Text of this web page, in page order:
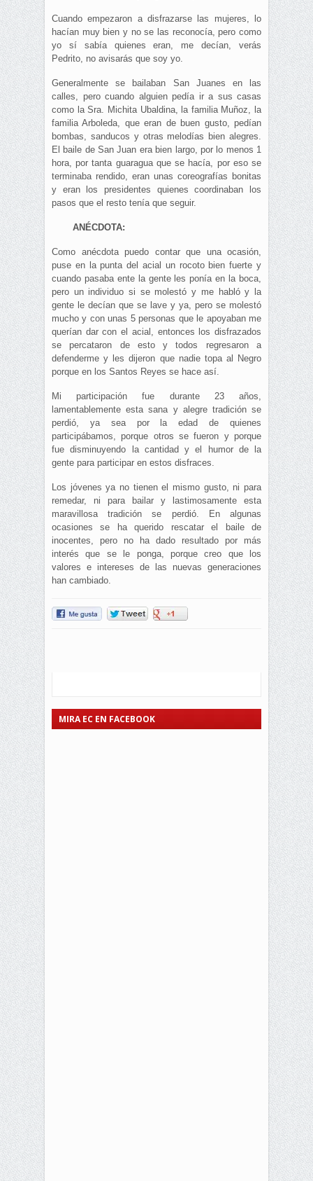
Cuando empezaron a disfrazarse las mujeres, lo
hacían muy bien y no se las reconocía, pero como
yo sí sabía quienes eran, me decían, verás
Pedrito, no avisarás que soy yo.
Generalmente se bailaban San Juanes en las
calles, pero cuando alguien pedía ir a sus casas
como la Sra. Michita Ubaldina, la familia Muñoz, la
familia Arboleda, que eran de buen gusto, pedían
bombas, sanducos y otras melodías bien alegres.
El baile de San Juan era bien largo, por lo menos 1
hora, por tanta guaragua que se hacía, por eso se
terminaba rendido, eran unas coreografías bonitas
y eran los presidentes quienes coordinaban los
pasos que el resto tenía que seguir.
ANÉCDOTA:
Como anécdota puedo contar que una ocasión,
puse en la punta del acial un rocoto bien fuerte y
cuando pasaba ente la gente les ponía en la boca,
pero un individuo si se molestó y me habló y la
gente le decían que se lave y ya, pero se molestó
mucho y con unas 5 personas que le apoyaban me
querían dar con el acial, entonces los disfrazados
se percataron de esto y todos regresaron a
defenderme y les dijeron que nadie topa al Negro
porque en los Santos Reyes se hace así.
Mi participación fue durante 23 años,
lamentablemente esta sana y alegre tradición se
perdió, ya sea por la edad de quienes
participábamos, porque otros se fueron y porque
fue disminuyendo la cantidad y el humor de la
gente para participar en estos disfraces.
Los jóvenes ya no tienen el mismo gusto, ni para
remedar, ni para bailar y lastimosamente esta
maravillosa tradición se perdió. En algunas
ocasiones se ha querido rescatar el baile de
inocentes, pero no ha dado resultado por más
interés que se le ponga, porque creo que los
valores e intereses de las nuevas generaciones
han cambiado.
MIRA EC EN FACEBOOK